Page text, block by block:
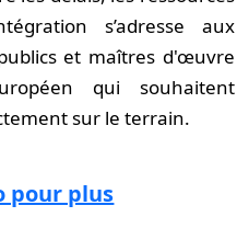
s’adresse aux
et maîtres d'œuvre
qui souhaitent
sur le terrain.
pour plus